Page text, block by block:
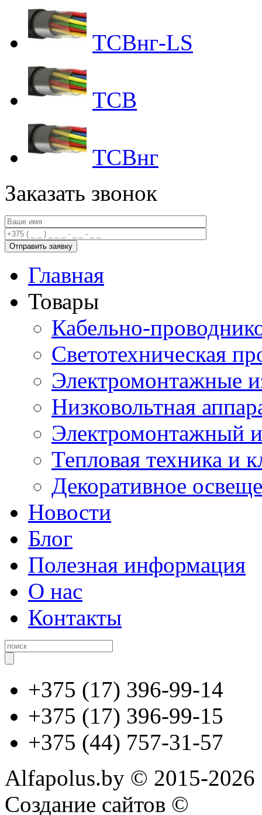
ТСВнг-LS
ТСВ
ТСВнг
Заказать звонок
Главная
Товары
Кабельно-
Светотехническая
Электромонтажные
Низковольтная
Электромонтажный
Тепловая техника и
Декоративное
Новости
Блог
Полезная информация
О нас
Контакты
+375 (17) 396-99-14
+375 (17) 396-99-15
+375 (44) 757-31-57
Alfapolus.by © 2015-2026
Создание сайтов ©